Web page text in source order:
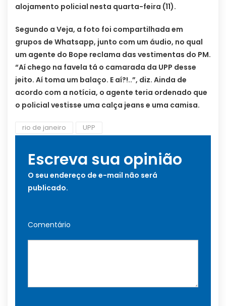
alojamento policial nesta quarta-feira (11).
Segundo a Veja, a foto foi compartilhada em
grupos de Whatsapp, junto com um áudio, no qual
um agente do Bope reclama das vestimentas do PM.
“Aí chego na favela tá o camarada da UPP desse
jeito. Aí toma um balaço. E aí?!..”, diz. Ainda de
acordo com a notícia, o agente teria ordenado que
o policial vestisse uma calça jeans e uma camisa.
rio de janeiro UPP
Escreva sua opinião
O seu endereço de e-mail não será
publicado.
Comentário